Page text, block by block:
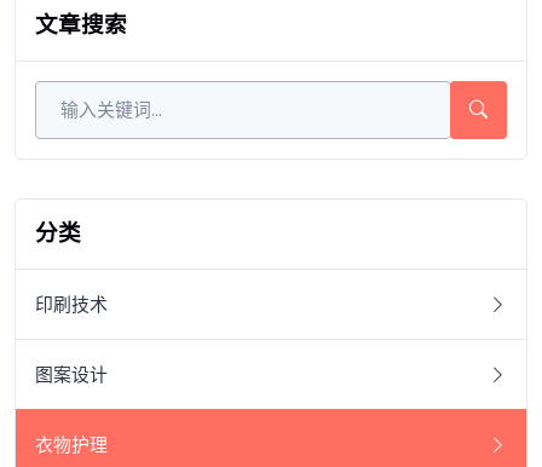
文章搜索
分类
印刷技术
图案设计
衣物护理